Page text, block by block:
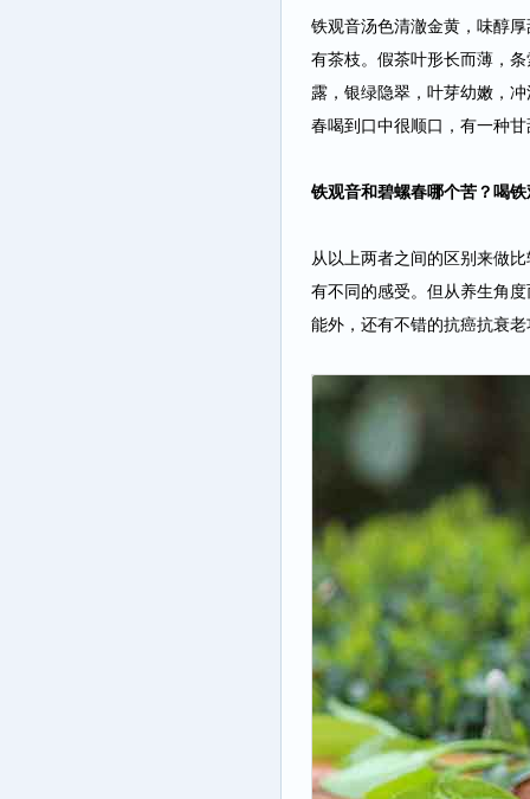
铁观音汤色清澈金黄，味醇
有茶枝。假茶叶形长而薄，
露，银绿隐翠，叶芽幼嫩，
春喝到口中很顺口，有一种
铁观音和碧螺春哪个苦？喝
从以上两者之间的区别来做
有不同的感受。但从养生角
能外，还有不错的抗癌抗衰